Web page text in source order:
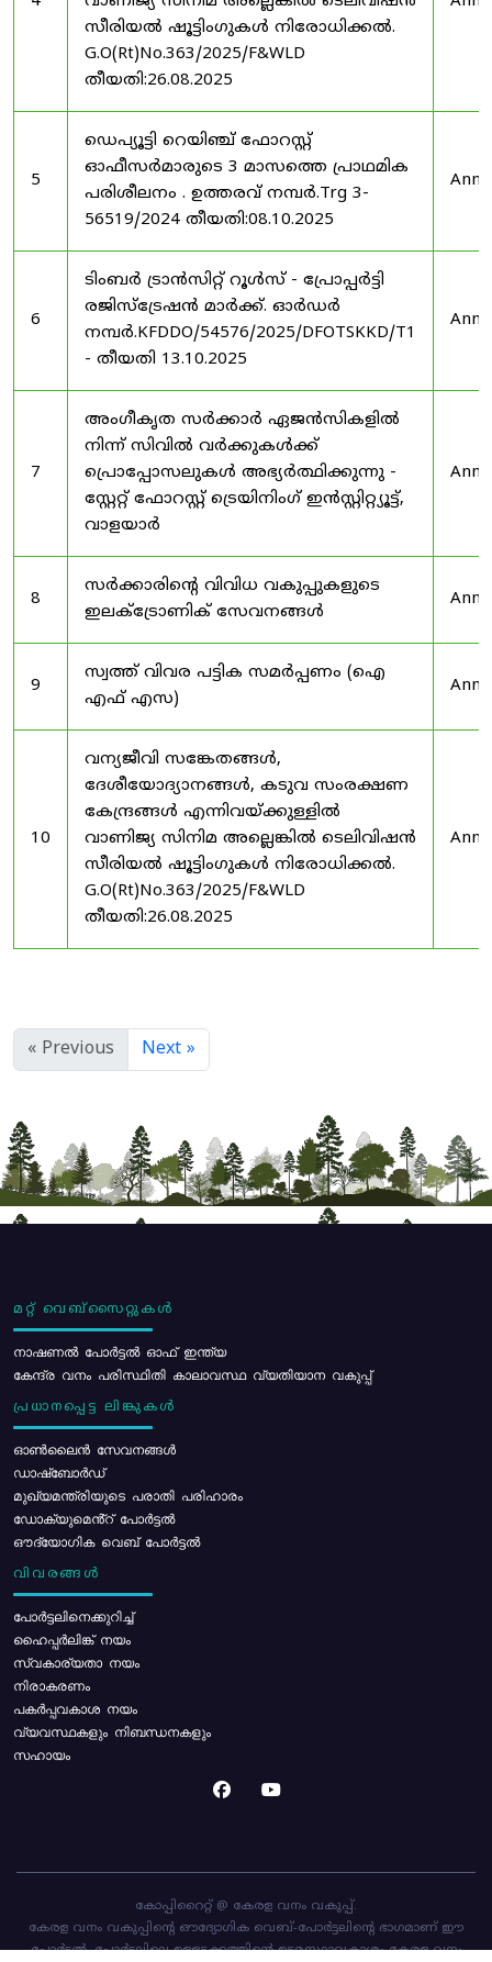
സീരിയൽ ഷൂട്ടിംഗുകൾ നിരോധിക്കൽ.
G.O(Rt)No.363/2025/F&WLD
തീയതി:26.08.2025
5
ഡെപ്യൂട്ടി റെയിഞ്ച് ഫോറസ്റ്റ്
ഓഫീസർമാരുടെ 3 മാസത്തെ പ്രാഥമിക
പരിശീലനം . ഉത്തരവ് നമ്പർ.Trg 3-
56519/2024 തീയതി:08.10.2025
6
ടിംബർ ട്രാൻസിറ്റ് റൂൾസ് - പ്രോപ്പർട്ടി
രജിസ്ട്രേഷൻ മാർക്ക്. ഓർഡർ
നമ്പർ.KFDDO/54576/2025/DFOTSKKD/T1
- തീയതി 13.10.2025
7
അംഗീകൃത സർക്കാർ ഏജൻസികളിൽ
നിന്ന് സിവിൽ വർക്കുകൾക്ക്
പ്രൊപ്പോസലുകൾ അഭ്യർത്ഥിക്കുന്നു -
സ്റ്റേറ്റ് ഫോറസ്റ്റ് ട്രെയിനിംഗ് ഇൻസ്റ്റിറ്റ്യൂട്ട്,
വാളയാർ
8
സർക്കാരിന്റെ വിവിധ വകുപ്പുകളുടെ
ഇലക്ട്രോണിക് സേവനങ്ങൾ
9
സ്വത്ത് വിവര പട്ടിക സമർപ്പണം (ഐ
എഫ് എസ)
10
വന്യജീവി സങ്കേതങ്ങൾ,
ദേശീയോദ്യാനങ്ങൾ, കടുവ സംരക്ഷണ
കേന്ദ്രങ്ങൾ എന്നിവയ്ക്കുള്ളിൽ
വാണിജ്യ സിനിമ അല്ലെങ്കിൽ ടെലിവിഷൻ
സീരിയൽ ഷൂട്ടിംഗുകൾ നിരോധിക്കൽ.
G.O(Rt)No.363/2025/F&WLD
തീയതി:26.08.2025
« Previous Next »
മറ്റ് വെബ്സൈറ്റുകൾ
നാഷണൽ പോർട്ടൽ ഓഫ് ഇന്ത്യ
കേന്ദ്ര വനം പരിസ്ഥിതി കാലാവസ്ഥ വ്യതിയാന വകുപ്പ്
പ്രധാനപ്പെട്ട ലിങ്കുകൾ
ഓൺലൈൻ സേവനങ്ങൾ
ഡാഷ്ബോർഡ്
മുഖ്യമന്ത്രിയുടെ പരാതി പരിഹാരം
ഡോക്യുമെൻ്റ് പോർട്ടൽ
ഔദ്യോഗിക വെബ് പോർട്ടൽ
വിവരങ്ങൾ
പോര്‍ട്ടലിനെക്കുറിച്ച്
ഹൈപ്പർലിങ്ക് നയം
സ്വകാര്യതാ നയം
നിരാകരണം
പകർപ്പവകാശ നയം
വ്യവസ്ഥകളും നിബന്ധനകളും
സഹായം
കോപ്പിറൈറ്റ് @ കേരള വനം വകുപ്പ്.
കേരള വനം വകുപ്പിന്റെ ഔദ്യോഗിക വെബ്-പോർട്ടലിന്റെ ഭാഗമാണ് ഈ
പോർട്ടൽ. പോർട്ടലിലെ ഉള്ളടക്കത്തിന്റെ ഉടമസ്ഥാവകാശം കേരള വനം